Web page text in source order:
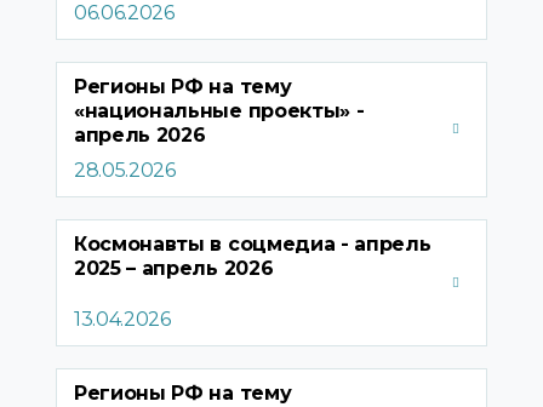
06.06.2026
Регионы РФ на тему
«национальные проекты» -
апрель 2026
28.05.2026
Космонавты в соцмедиа - апрель
2025 – апрель 2026
13.04.2026
Регионы РФ на тему